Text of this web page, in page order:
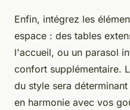
Enfin, intégrez les
espace : des tables
l'accueil, ou un parasol
confort supplémentaire.
du style sera
en harmonie avec vos